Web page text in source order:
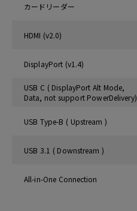
カードリーダー
HDMI (v2.0)
DisplayPort (v1.4)
USB C ( DisplayPort Alt Mode,
Data, not support PowerDelivery)
USB Type-B ( Upstream )
USB 3.1 ( Downstream )
All-in-One Connection